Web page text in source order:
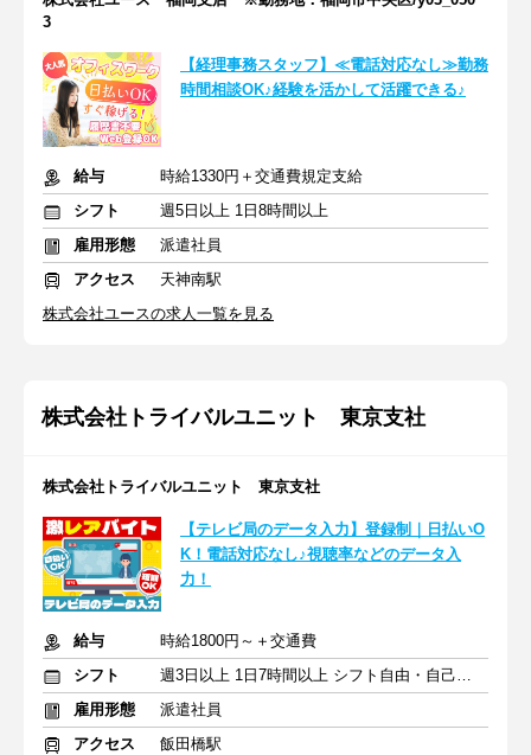
3
【経理事務スタッフ】≪電話対応なし≫勤務
時間相談OK♪経験を活かして活躍できる♪
給与
時給1330円＋交通費規定支給
シフト
週5日以上 1日8時間以上
雇用形態
派遣社員
アクセス
天神南駅
株式会社ユースの求人一覧を見る
株式会社トライバルユニット 東京支社
株式会社トライバルユニット 東京支社
【テレビ局のデータ入力】登録制｜日払いO
K！電話対応なし♪視聴率などのデータ入
力！
給与
時給1800円～＋交通費
シフト
週3日以上 1日7時間以上 シフト自由・自己申告
雇用形態
派遣社員
アクセス
飯田橋駅